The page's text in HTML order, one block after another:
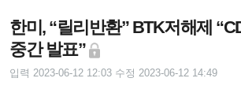
한미, “릴리반환” BTK저해제
중간 발표”
입력 2023-06-12 12:03 수정 2023-06-12 14:49